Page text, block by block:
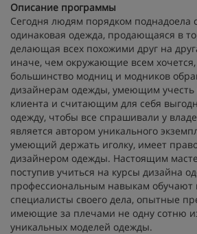
Описание программы
Сегодня людям порядком поднадоела
одинаковая одежда, продающаяся в
делающая всех похожими друг на
иначе, чем окружающие всем хочется,
большинство модниц и модников
дизайнерам одежды, умеющим учесть
клиента и считающим для себя
одежду, чтобы все спрашивали у
является автором уникального
умеющий держать иголку, имеет
дизайнером одежды. Настоящим
поступив учиться на курсы дизайна
профессиональным навыкам обучают
специалисты своего дела, опытные
имеющие за плечами не одну сотню
уникальных моделей одежды.